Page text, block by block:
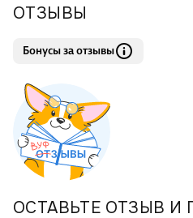
ОТЗЫВЫ
Бонусы за отзывы
ОСТАВЬТЕ ОТЗЫВ И